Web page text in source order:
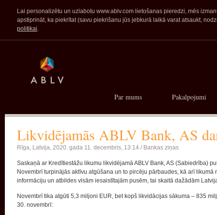
Lai personalizētu un uzlabotu www.ablv.com lietošanas pieredzi, mēs
apstiprināt, ka piekrītat (savu piekrišanu jūs jebkurā laikā varat atsaukt,
politikai.
Par mums Pakalpojumi
Likvidējamās ABLV Bank, AS
Rīga, Latvija, 2020. gada 11. decembris, 13:14 / Bankas ziņas
Saskaņā ar Kredītiestāžu likumu likvidējamā ABLV Bank, AS (Sabiedrība)
Novembrī turpinājās aktīvu atgūšana un to pircēju pārbaudes, kā arī
informāciju un atbildes visām iesaistītajām pusēm, tai skaitā dažādām
Novembrī tika atgūti 5,3 miljoni EUR, bet kopš likvidācijas sākuma – 835
30. novembrī: